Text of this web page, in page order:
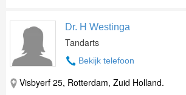
Dr. H Westinga
Tandarts
Bekijk telefoon
Visbyerf 25, Rotterdam, Zuid Holland.